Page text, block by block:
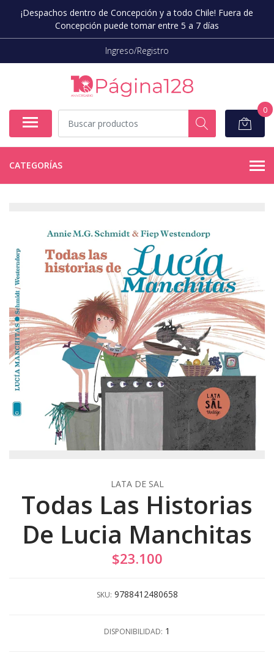
¡Despachos dentro de Concepción y a todo Chile! Fuera de
Concepción puede tomar entre 5 a 7 días
Ingreso/Registro
0
CATEGORÍAS
LATA DE SAL
Todas Las Historias
De Lucia Manchitas
$23.100
SKU: 9788412480658
DISPONIBILIDAD: 1